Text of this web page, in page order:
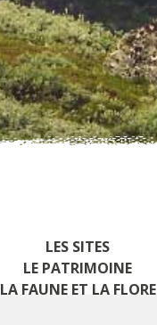
LES SITES
LE PATRIMOINE
LA FAUNE ET LA FLORE